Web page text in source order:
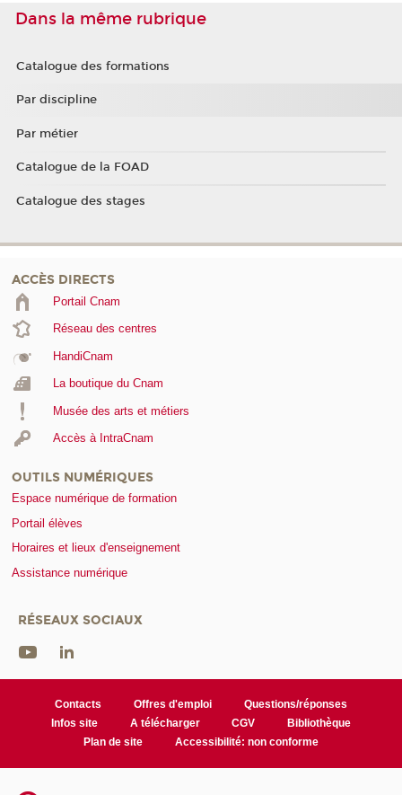
Dans la même rubrique
Catalogue des formations
Par discipline
Par métier
Catalogue de la FOAD
Catalogue des stages
ACCÈS DIRECTS
Portail Cnam
Réseau des centres
HandiCnam
La boutique du Cnam
Musée des arts et métiers
Accès à IntraCnam
OUTILS NUMÉRIQUES
Espace numérique de formation
Portail élèves
Horaires et lieux d'enseignement
Assistance numérique
RÉSEAUX SOCIAUX
Contacts Offres d'emploi
Questions/réponses
Infos site
A télécharger CGV
Bibliothèque
Plan de site
Accessibilité: non conforme